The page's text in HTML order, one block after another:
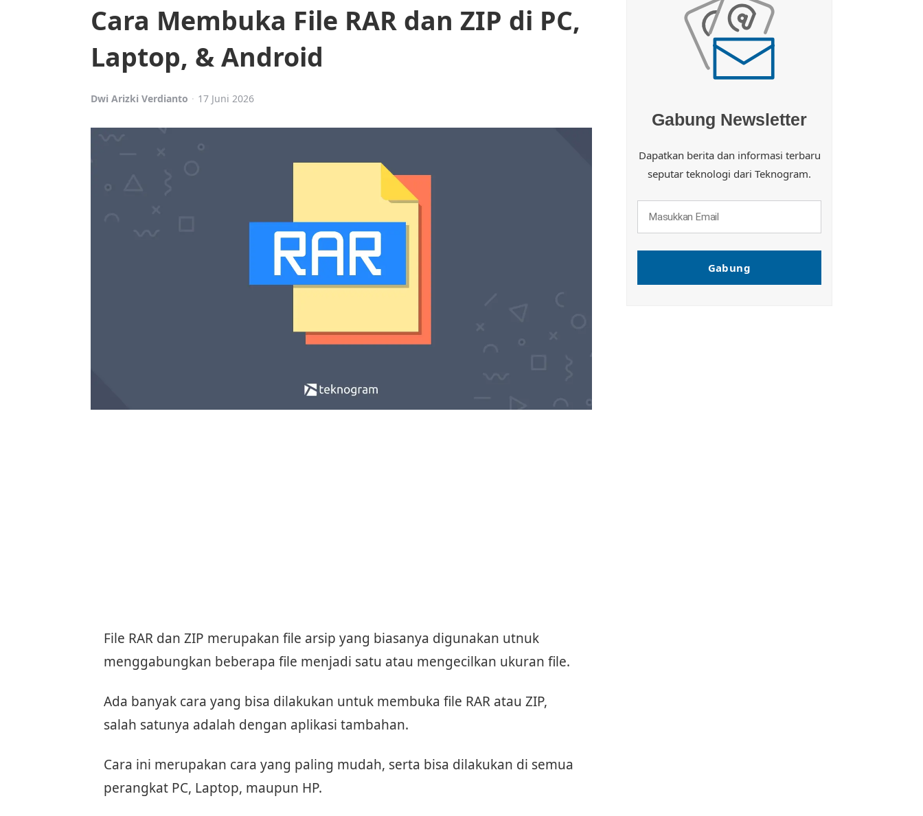
Cara Membuka File RAR dan ZIP di PC,
Laptop, & Android
Posted
Dwi Arizki Verdianto 17 Juni 2026
File RAR dan ZIP merupakan file arsip yang biasanya digunakan utnuk
menggabungkan beberapa file menjadi satu atau mengecilkan ukuran file.
Ada banyak cara yang bisa dilakukan untuk membuka file RAR atau ZIP,
salah satunya adalah dengan aplikasi tambahan.
Cara ini merupakan cara yang paling mudah, serta bisa dilakukan di semua
perangkat PC, Laptop, maupun HP.
Gabung Newsletter
Dapatkan berita dan informasi terbaru
seputar teknologi dari Teknogram.